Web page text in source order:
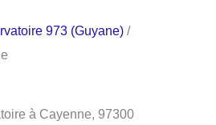
973 (Guyane) /
à Cayenne, 97300